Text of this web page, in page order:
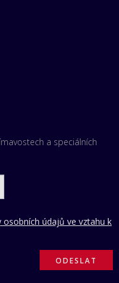
a speciálních
osobních údajů ve vztahu k